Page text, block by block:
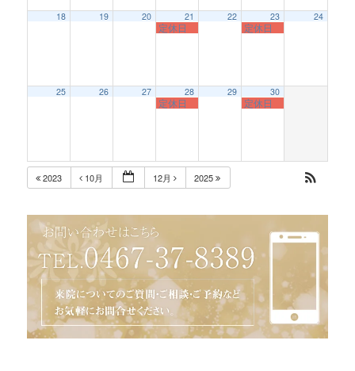
18 19 20 21
定休日
22 23
定休日
24
25 26 27 28
定休日
29 30
定休日
2023 10月 12月 2025